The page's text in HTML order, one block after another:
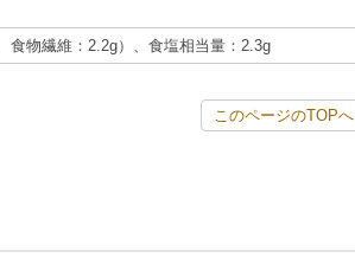
食物繊維：2.2g）、食塩相当量：2.3g
このページのTOPへ